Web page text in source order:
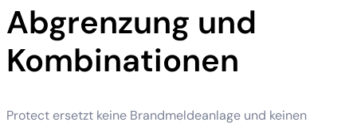
Abgrenzung und
Kombinationen
Protect ersetzt keine Brandmeldeanlage und keinen